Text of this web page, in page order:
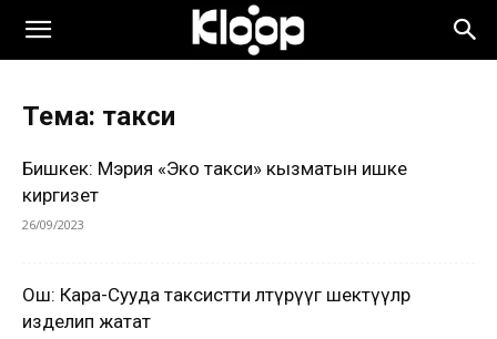
Тема: такси
Бишкек: Мэрия «Эко такси» кызматын ишке
киргизет
26/09/2023
Ош: Кара-Сууда таксистти өлтүрүүгө шектүүлөр
изделип жатат